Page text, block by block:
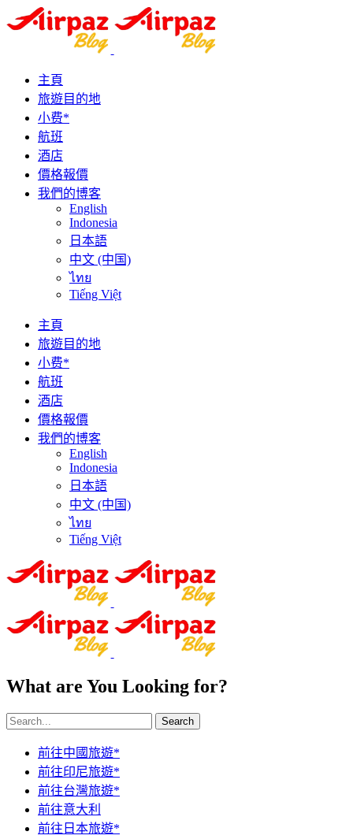
主頁
旅遊目的地
小费*
航班
酒店
價格報價
我們的博客
English
Indonesia
日本語
中文 (中国)
ไทย
Tiếng Việt
主頁
旅遊目的地
小费*
航班
酒店
價格報價
我們的博客
English
Indonesia
日本語
中文 (中国)
ไทย
Tiếng Việt
What are You Looking for?
Search
前往中國旅遊*
前往印尼旅遊*
前往台灣旅遊*
前往意大利
前往日本旅遊*